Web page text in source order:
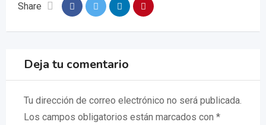
Share
Deja tu comentario
Tu dirección de correo electrónico no será publicada.
Los campos obligatorios están marcados con *